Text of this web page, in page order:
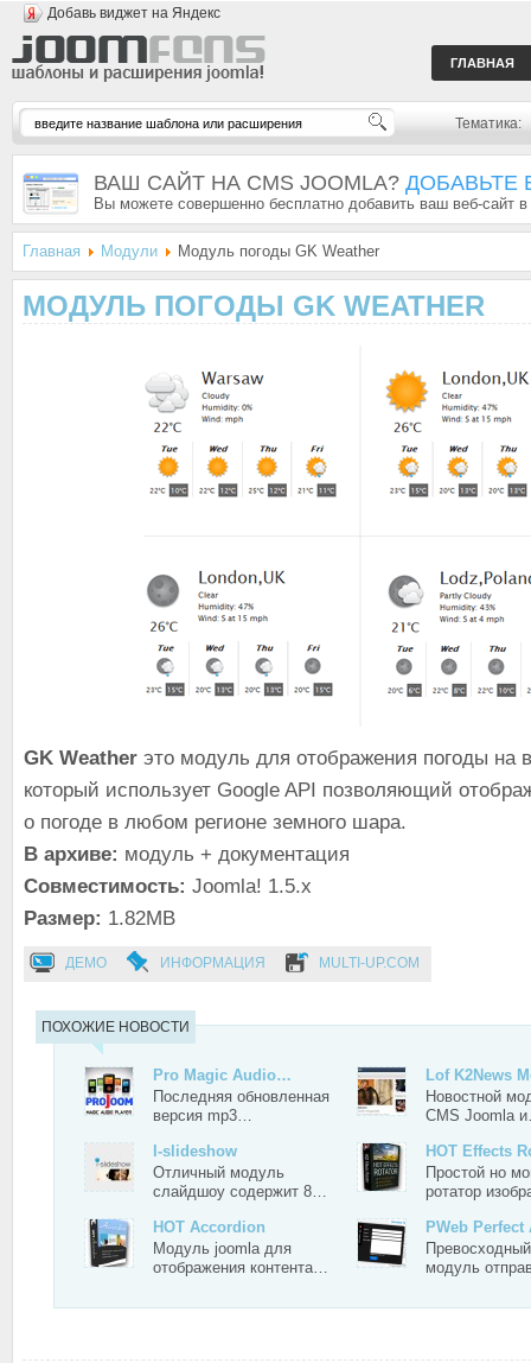
Добавь виджет на Яндекс
ГЛАВНАЯ
Тематика:
ВАШ САЙТ НА CMS JOOMLA? ДОБАВЬТЕ
Вы можете совершенно бесплатно добавить ваш веб-сайт
Главная Модули Модуль погоды GK Weather
МОДУЛЬ ПОГОДЫ GK WEATHER
GK Weather это модуль для отображения погоды на
который использует Google API позволяющий
о погоде в любом регионе земного шара.
В архиве: модуль + документация
Совместимость: Joomla! 1.5.x
Размер: 1.82MB
ДЕМО ИНФОРМАЦИЯ MULTI-UP.COM
ПОХОЖИЕ НОВОСТИ
Pro Magic Audio…
Последняя обновленная
версия mp3…
Lof K2News
Новостной
CMS Joomla
I-slideshow
Отличный модуль
слайдшоу содержит 8…
HOT Effects
Простой но
ротатор
HOT Accordion
Модуль joomla для
отображения контента…
PWeb
модуль